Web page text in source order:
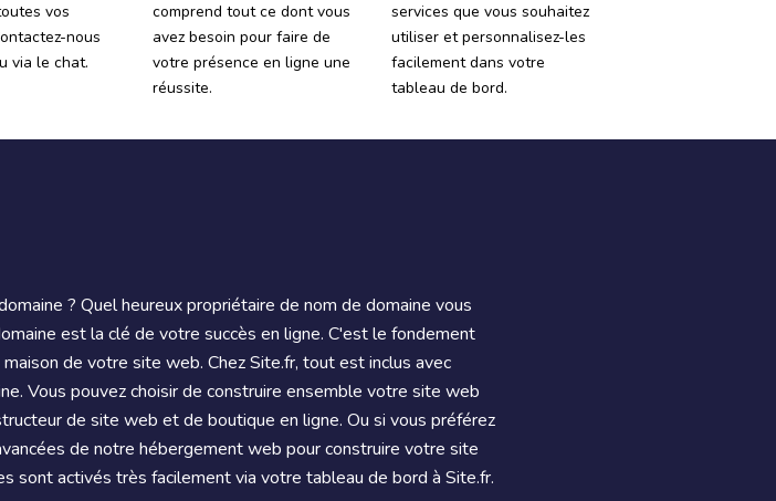
vos
nous
via le chat.
comprend tout ce dont vous
avez besoin pour faire de
votre présence en ligne une
réussite.
services que vous souhaitez
utiliser et personnalisez-les
facilement dans votre
tableau de bord.
? Quel heureux propriétaire de nom de domaine vous
est la clé de votre succès en ligne. C'est le fondement
de votre site web. Chez Site.fr, tout est inclus avec
Vous pouvez choisir de construire ensemble votre site web
de site web et de boutique en ligne. Ou si vous préférez
de notre hébergement web pour construire votre site
sont activés très facilement via votre tableau de bord à Site.fr.